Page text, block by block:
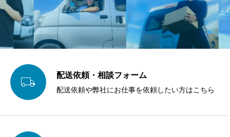
し、突発的な物流需要にも迅速
に応じます。
バー、スポット便ド
ど、業務内容に応じ
材を提供いたします
 配送依頼・相談フォーム
配送依頼や弊社にお仕事を依頼したい方はこちら